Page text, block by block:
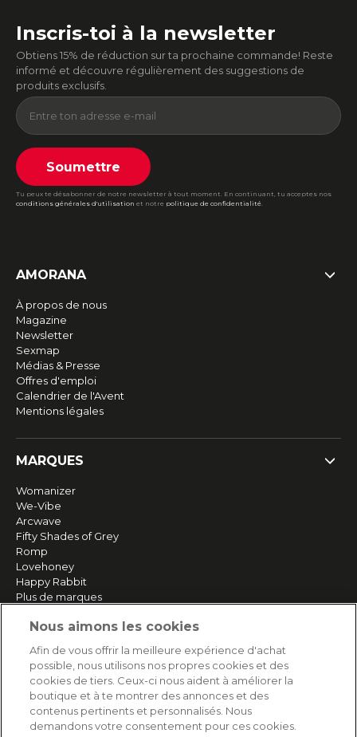
Inscris-toi à la newsletter
Obtiens 15% de réduction sur ta prochaine commande! Reste
informé et découvre régulièrement des suggestions de
produits exclusifs.
Soumettre
Tu peux te désabonner de notre newsletter à tout moment. En continuant, tu acceptes nos
conditions générales d'utilisation et notre politique de confidentialité.
AMORANA
À propos de nous
Magazine
Newsletter
Sexmap
Médias & Presse
Offres d'emploi
Calendrier de l'Avent
Mentions légales
MARQUES
Womanizer
We-Vibe
Arcwave
Fifty Shades of Grey
Romp
Lovehoney
Happy Rabbit
Plus de marques
SERVICE
Livraison rapide et gratuite
Retours & remboursements
Paiement sécurisé
Nous aimons les cookies
Afin de vous offrir la meilleure expérience d'achat
possible, nous utilisons nos propres cookies et des
cookies de tiers. Ceux-ci nous aident à améliorer la
boutique et à te montrer des annonces et des
contenus pertinents et personnalisés. Nous
demandons votre consentement pour ces cookies.